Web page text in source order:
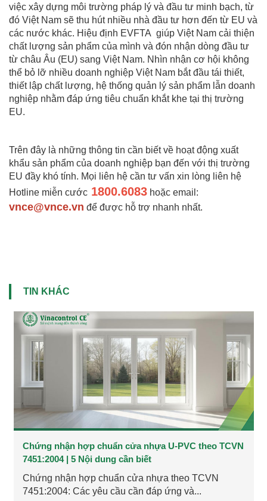
việc xây dựng môi trường pháp lý và đầu tư minh bạch, từ
đó Việt Nam sẽ thu hút nhiều nhà đầu tư hơn đến từ EU và
các nước khác. Hiệu định EVFTA giúp Việt Nam cải thiện
chất lượng sản phẩm của mình và đón nhận dòng đầu tư
từ châu Âu (EU) sang Việt Nam. Nhìn nhận cơ hội không
thể bỏ lỡ nhiều doanh nghiệp Việt Nam bắt đầu tái thiết,
thiết lập chất lượng, hệ thống quản lý sản phẩm lẫn doanh
nghiệp nhằm đáp ứng tiêu chuẩn khắt khe tại thị trường
EU.
Trên đây là những thông tin cần biết về hoạt động xuất
khẩu sản phẩm của doanh nghiệp bạn đến với thị trường
EU đầy khó tính. Mọi liên hệ cần tư vấn xin lòng liên hệ
Hotline miễn cước 1800.6083 hoặc email:
vnce@vnce.vn để được hỗ trợ nhanh nhất.
TIN KHÁC
Chứng nhận hợp chuẩn cửa nhựa U-PVC theo TCVN
7451:2004 | 5 Nội dung cần biết
Chứng nhận hợp chuẩn cửa nhựa theo TCVN
7451:2004: Các yêu cầu cần đáp ứng và...